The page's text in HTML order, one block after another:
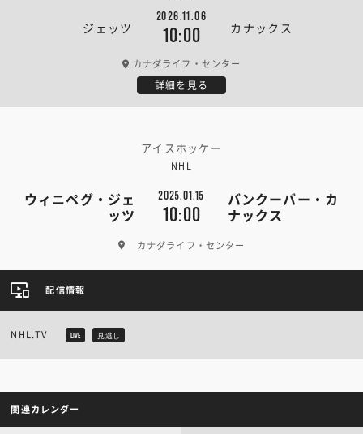
ジェッツ
2026.11.06
10:00 カナックス
カナダライフ・センター
詳細を見る
アイスホッケー
NHL
ウィニペグ・ジェ
ッツ
2025.01.15
10:00
バンクーバー・カ
ナックス
カナダライフ・センター
配信情報
NHL.TV LIVE 見逃し
関連カレンダー